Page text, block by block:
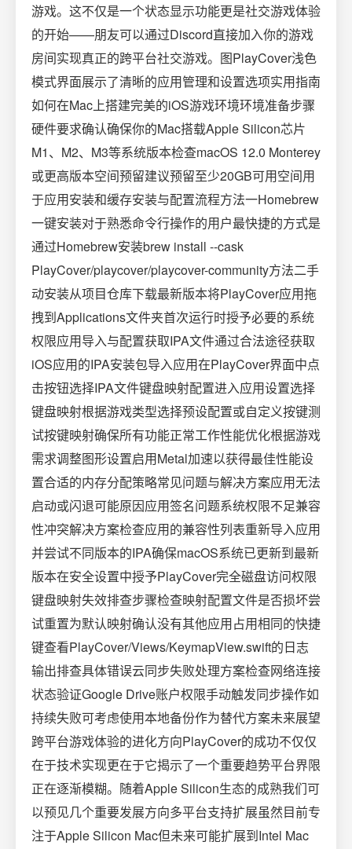
游戏。这不仅是一个状态显示功能更是社交游戏体验
的开始——朋友可以通过Discord直接加入你的游戏
房间实现真正的跨平台社交游戏。图PlayCover浅色
模式界面展示了清晰的应用管理和设置选项实用指南
如何在Mac上搭建完美的iOS游戏环境环境准备步骤
硬件要求确认确保你的Mac搭载Apple Silicon芯片
M1、M2、M3等系统版本检查macOS 12.0 Monterey
或更高版本空间预留建议预留至少20GB可用空间用
于应用安装和缓存安装与配置流程方法一Homebrew
一键安装对于熟悉命令行操作的用户最快捷的方式是
通过Homebrew安装brew install --cask
PlayCover/playcover/playcover-community方法二手
动安装从项目仓库下载最新版本将PlayCover应用拖
拽到Applications文件夹首次运行时授予必要的系统
权限应用导入与配置获取IPA文件通过合法途径获取
iOS应用的IPA安装包导入应用在PlayCover界面中点
击按钮选择IPA文件键盘映射配置进入应用设置选择
键盘映射根据游戏类型选择预设配置或自定义按键测
试按键映射确保所有功能正常工作性能优化根据游戏
需求调整图形设置启用Metal加速以获得最佳性能设
置合适的内存分配策略常见问题与解决方案应用无法
启动或闪退可能原因应用签名问题系统权限不足兼容
性冲突解决方案检查应用的兼容性列表重新导入应用
并尝试不同版本的IPA确保macOS系统已更新到最新
版本在安全设置中授予PlayCover完全磁盘访问权限
键盘映射失效排查步骤检查映射配置文件是否损坏尝
试重置为默认映射确认没有其他应用占用相同的快捷
键查看PlayCover/Views/KeymapView.swift的日志
输出排查具体错误云同步失败处理方案检查网络连接
状态验证Google Drive账户权限手动触发同步操作如
持续失败可考虑使用本地备份作为替代方案未来展望
跨平台游戏体验的进化方向PlayCover的成功不仅仅
在于技术实现更在于它揭示了一个重要趋势平台界限
正在逐渐模糊。随着Apple Silicon生态的成熟我们可
以预见几个重要发展方向多平台支持扩展虽然目前专
注于Apple Silicon Mac但未来可能扩展到Intel Mac